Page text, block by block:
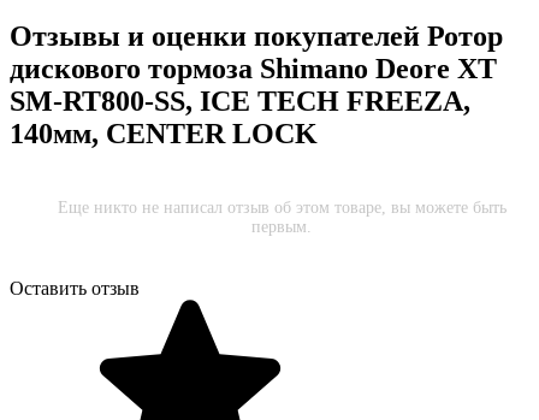
Отзывы и оценки покупателей Ротор
дискового тормоза Shimano Deore XT
SM-RT800-SS, ICE TECH FREEZA,
140мм, CENTER LOCK
Еще никто не написал отзыв об этом товаре, вы можете быть
первым.
Оставить отзыв